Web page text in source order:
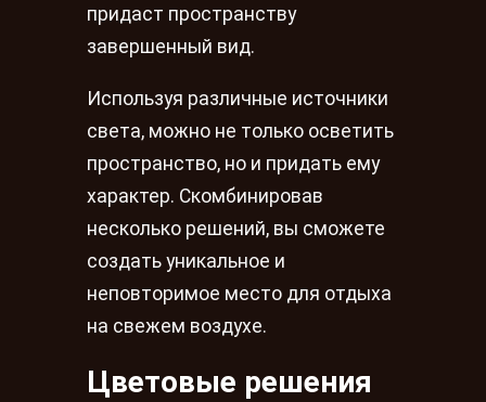
придаст пространству
завершенный вид.
Используя различные источники
света, можно не только осветить
пространство, но и придать ему
характер. Скомбинировав
несколько решений, вы сможете
создать уникальное и
неповторимое место для отдыха
на свежем воздухе.
Цветовые решения